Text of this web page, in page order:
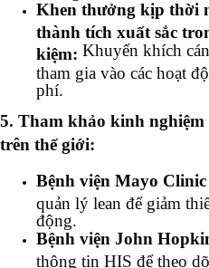
Khen thưởng kịp thời
thành tích xuất sắc
kiệm: Khuyến khích
tham gia vào các hoạt
phí.
5. Tham khảo kinh nghiệm
trên thế giới:
Bệnh viện Mayo
quản lý lean để giảm
động.
Bệnh viện John
thông tin HIS để theo